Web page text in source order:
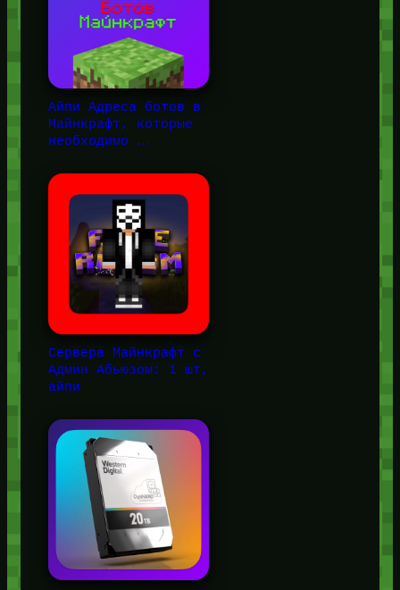
Айпи Адреса ботов в
Майнкрафт, которые
необходимо …
Сервера Майнкрафт с
Админ Абьюзом: 1 шт,
айпи